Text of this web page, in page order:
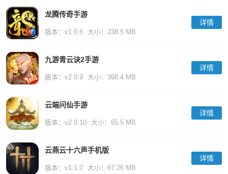
龙腾传奇手游
版本：v1.0.6 大小：238.5 MB
详情
九游青云诀2手游
版本：v2.0.9 大小：398.4 MB
详情
云端问仙手游
版本：v2.0.10 大小：65.5 MB
详情
云燕云十六声手机版
版本：v1.1.0 大小：67.26 MB
详情